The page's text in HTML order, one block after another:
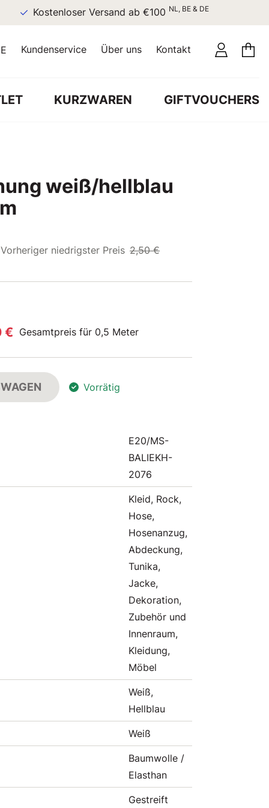
Kostenloser Versand ab €100NL, BE & DE
Kundenservice Über uns Kontakt
KURZWAREN GIFTVOUCHERS
weiß/hellblau
Vorheriger niedrigster Preis 2,50 €
€ Gesamtpreis für 0,5 Meter
Vorrätig
E20/MS-
BALIEKH-
2076
Kleid, Rock,
Hose,
Hosenanzug,
Abdeckung,
Tunika,
Jacke,
Dekoration,
Zubehör und
Innenraum,
Kleidung,
Möbel
Weiß,
Hellblau
Weiß
Baumwolle /
Elasthan
Gestreift